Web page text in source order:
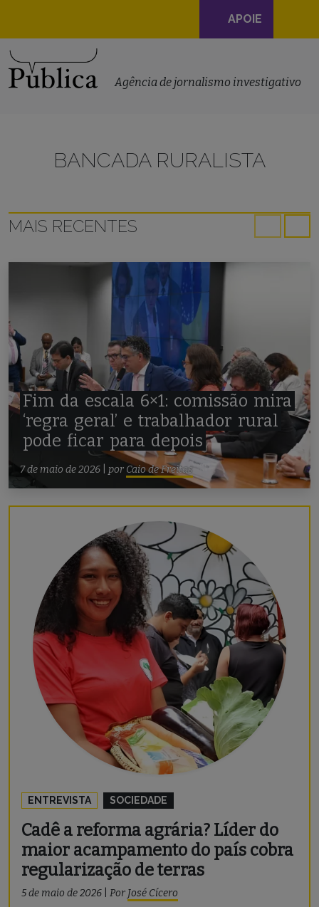
Navegação
principal
APOIE
Agência de jornalismo investigativo
BANCADA RURALISTA
MAIS RECENTES
Fim da escala 6×1: comissão mira
‘regra geral’ e trabalhador rural
pode ficar para depois
7 de maio de 2026 por Caio de Freitas
ENTREVISTA SOCIEDADE
Cadê a reforma agrária? Líder do
maior acampamento do país cobra
regularização de terras
5 de maio de 2026 Por José Cícero